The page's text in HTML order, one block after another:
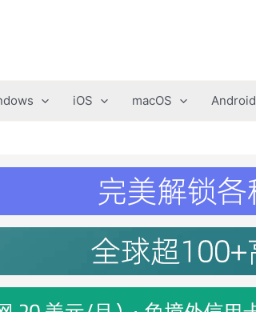
iOS macOS Android